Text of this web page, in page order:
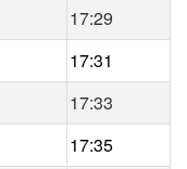
17:29
17:31
17:33
17:35